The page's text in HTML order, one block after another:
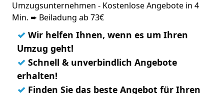
Umzugsunternehmen - Kostenlose Angebote in 4
Min. ➨ Beiladung ab 73€
✓ Wir helfen Ihnen, wenn es um Ihren
Umzug geht!
✓ Schnell & unverbindlich Angebote
erhalten!
✓ Finden Sie das beste Angebot für Ihren